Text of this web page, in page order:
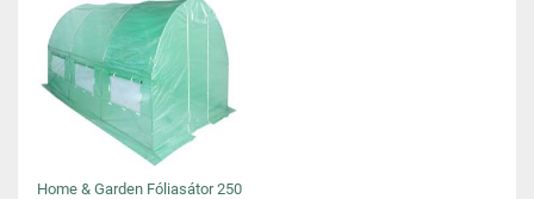
Home & Garden Fóliasátor 250